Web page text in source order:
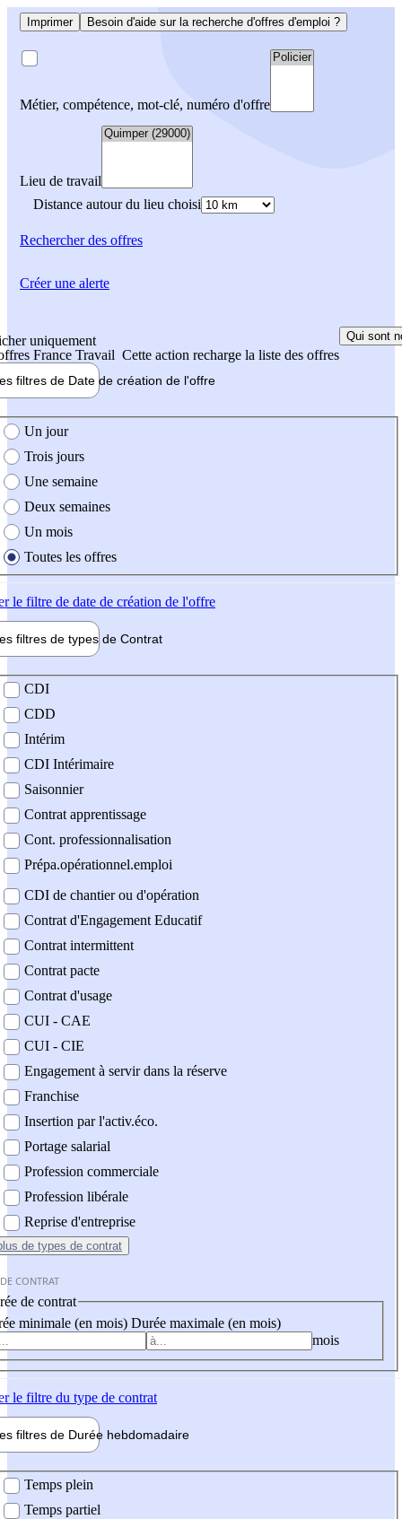
Imprimer Besoin d'aide sur la recherche d'offres d'emploi ?
Métier, compétence, mot-clé, numéro d'offre
Lieu de travail
Distance autour du lieu choisi
Rechercherdes offres
uniquement
France Travail Cette action recharge la liste des offres
Qui sont
filtres de Date de création de l'offre
création de l'offre
Un jour
Trois jours
Une semaine
Deux semaines
Un mois
Toutes les offres
le filtre de date de création de l'offre
filtres de types de Contrat
contrat
CDI
CDD
Intérim
CDI Intérimaire
Saisonnier
Contrat apprentissage
Cont. professionnalisation
Prépa.opérationnel.emploi
CDI de chantier ou d'opération
Contrat d'Engagement Educatif
Contrat intermittent
Contrat pacte
Contrat d'usage
CUI - CAE
CUI - CIE
Engagement à servir dans la réserve
Franchise
Insertion par l'activ.éco.
Portage salarial
Profession commerciale
Profession libérale
Reprise d'entreprise
de types de contrat
CONTRAT
de contrat
minimale (en mois) Durée maximale (en mois)
mois
le filtre du type de contrat
filtres de Durée hebdomadaire
Temps plein
Temps partiel
Créer une alerte